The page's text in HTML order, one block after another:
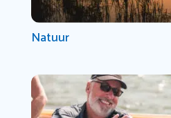
Natuur